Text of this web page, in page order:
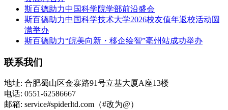
斯百德助力中国科学院学部前沿盛会
斯百德助力中国科学技术大学2026校友值年返校活动圆
满举办
斯百德助力“皖美向新・移企绘智”亳州站成功举办
联系我们
地址: 合肥蜀山区金寨路91号立基大厦A座13楼
电话: 0551-62586667
邮箱: service#spiderltd.com（#改为@）